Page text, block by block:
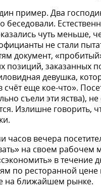
пример. Два
бесе­довали.
чуть меньше,
не стали
документ,
позиций, заказанных
девушка,
счёт еще кое-что».
съели эти яства),
Излишне говорить,
часов вечера
на своем рабочем
в течение
по ресторанной
на ближайшем рынке.